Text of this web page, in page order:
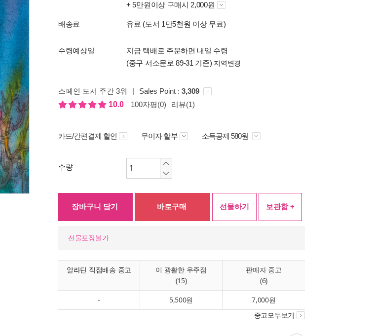
+ 5만원이상 구매시 2,000원
배송료 유료 (도서 1만5천원 이상 무료)
수령예상일
지금 택배로 주문하면 내일 수령
(중구 서소문로 89-31 기준) 지역변경
스페인 도서 주간 3위 | Sales Point : 3,309
10.0
100자평(0) 리뷰(1)
카드/간편결제 할인 무이자 할부 소득공제 580원
수량
장바구니 담기 바로구매 선물하기 보관함 +
선물포장불가
알라딘 직접배송 중고
이 광활한 우주점
(15)
판매자 중고
(6)
- 5,500원 7,000원
중고모두보기